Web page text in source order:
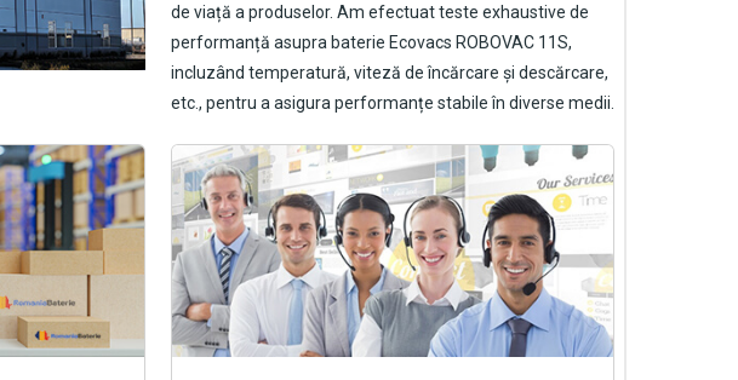
de viață a produselor. Am efectuat teste exhaustive de
performanță asupra baterie Ecovacs ROBOVAC 11S,
incluzând temperatură, viteză de încărcare și descărcare,
etc., pentru a asigura performanțe stabile în diverse medii.